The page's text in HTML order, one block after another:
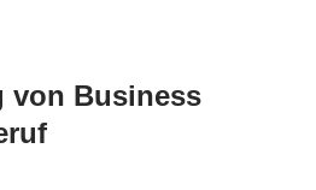
von Business